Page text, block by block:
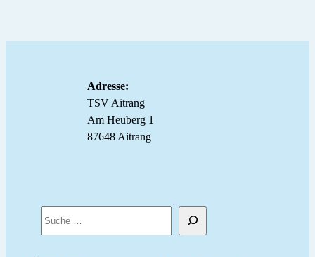
Adresse:
TSV Aitrang
Am Heuberg 1
87648 Aitrang
S
u